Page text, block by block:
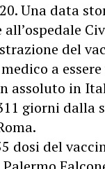
Una data
all’ospedale
del
a
assoluto in
giorni dalla
dosi del